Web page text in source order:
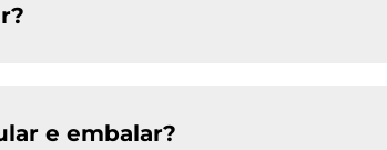
e embalar?